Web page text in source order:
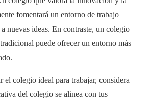
fomentará un entorno de trabajo
nuevas ideas. En contraste, un colegio
puede ofrecer un entorno más
el colegio ideal para trabajar, considera
del colegio se alinea con tus